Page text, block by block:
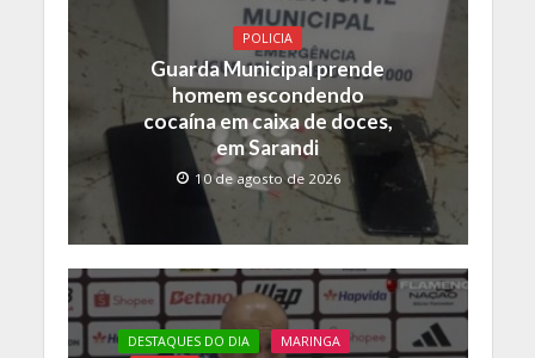
k
p
p
Li
n
k
POLICIA
Guarda Municipal prende
homem escondendo
cocaína em caixa de doces,
em Sarandi
10 de agosto de 2026
DESTAQUES DO DIA
MARINGA